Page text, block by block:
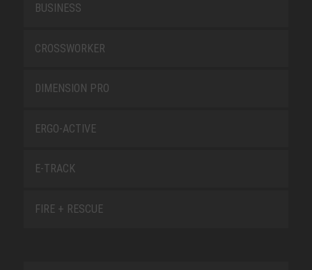
BUSINESS
CROSSWORKER
DIMENSION PRO
ERGO-ACTIVE
E-TRACK
FIRE + RESCUE